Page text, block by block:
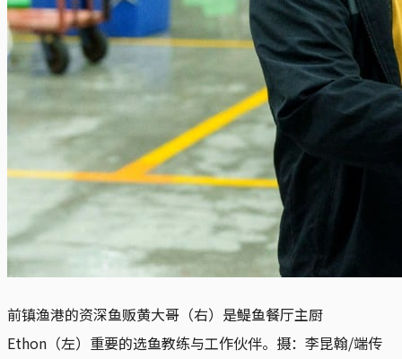
前镇渔港的资深鱼贩黄大哥（右）是鳀鱼餐厅主厨
Ethon（左）重要的选鱼教练与工作伙伴。摄：李昆翰/端传